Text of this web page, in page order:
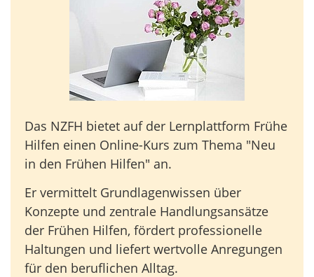
Das NZFH bietet auf der Lernplattform Frühe
Hilfen einen Online-Kurs zum Thema "Neu
in den Frühen Hilfen" an.
Er vermittelt Grundlagenwissen über
Konzepte und zentrale Handlungsansätze
der Frühen Hilfen, fördert professionelle
Haltungen und liefert wertvolle Anregungen
für den beruflichen Alltag.